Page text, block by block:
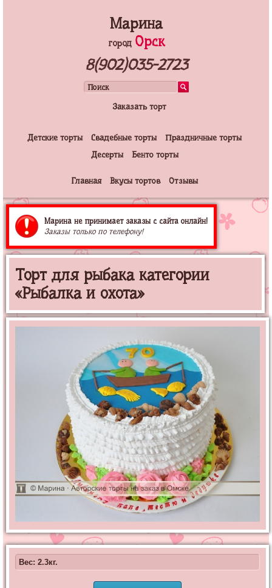
Марина
город Орск
8(902)035-2723
Заказать торт
Детские торты Свадебные торты
Праздничные торты
Десерты
Бенто торты
Главная Вкусы тортов Отзывы
Марина не принимает заказы с сайта онлайн!
Заказы только по телефону!
Торт для рыбака категории
«Рыбалка и охота»
Вес: 2.3кг.